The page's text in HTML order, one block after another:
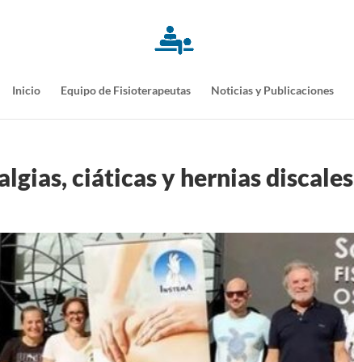
Inicio Equipo de Fisioterapeutas Noticias y Publicaciones
ciáticas y hernias